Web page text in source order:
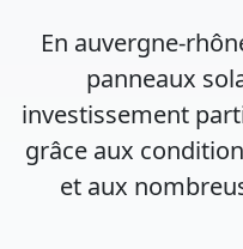
En auvergne-
panneaux
investissement
grâce aux
et aux